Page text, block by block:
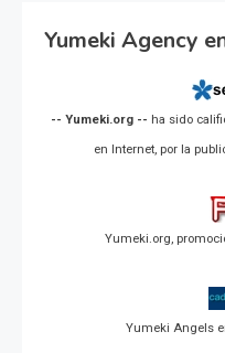
Yumeki Agency
-- Yumeki.org -- ha sido
en Internet, por la
Yumeki.org,
Yumeki Angels